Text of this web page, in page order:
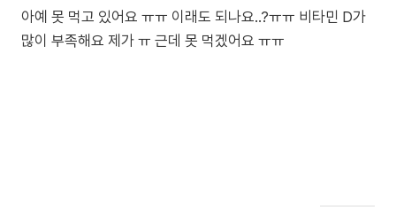
아예 못 먹고 있어요 ㅠㅠ 이래도 되나요..?ㅠㅠ 비타민 D가
많이 부족해요 제가 ㅠ 근데 못 먹겠어요 ㅠㅠ